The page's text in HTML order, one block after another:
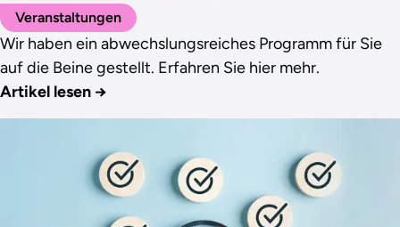
Veranstaltungen
Wir haben ein abwechslungsreiches Programm für Sie
auf die Beine gestellt. Erfahren Sie hier mehr.
Artikel lesen →